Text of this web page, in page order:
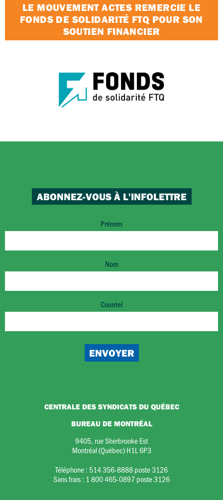
LE MOUVEMENT ACTES REMERCIE LE
FONDS DE SOLIDARITÉ FTQ POUR SON
SOUTIEN FINANCIER
ABONNEZ-VOUS À L'INFOLETTRE
Prénom
Nom
Courriel
CENTRALE DES SYNDICATS DU QUÉBEC
BUREAU DE MONTRÉAL
9405, rue Sherbrooke Est
Montréal (Québec) H1L 6P3
Téléphone : 514 356-8888 poste 3126
Sans frais : 1 800 465-0897 poste 3126